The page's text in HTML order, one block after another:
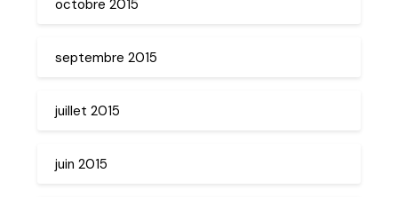
octobre 2015
septembre 2015
juillet 2015
juin 2015